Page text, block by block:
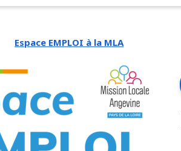
Espace EMPLOI à la MLA